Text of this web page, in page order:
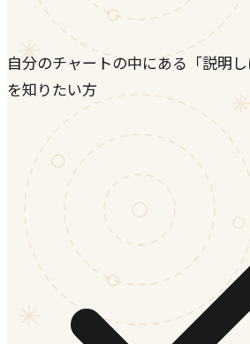
自分のチャートの中にある「説明
を知りたい方